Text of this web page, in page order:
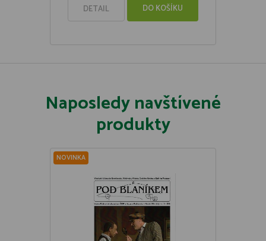
DETAIL DO KOŠÍKU
Naposledy navštívené
produkty
NOVINKA